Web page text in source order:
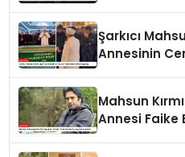
Şarkıcı
Annesinin
Mahsun
Annesi Faike